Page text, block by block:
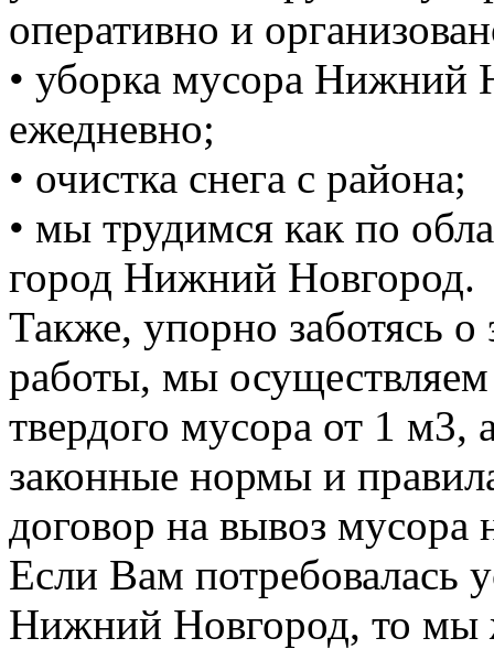
оперативно и
• уборка мусора Нижний
ежедневно;
• очистка снега с района;
• мы трудимся как по
город Нижний Новгород.
Также, упорно заботясь
работы, мы
твердого мусора от 1 м3,
законные нормы и
договор на вывоз мусора
Если Вам потребовалась
Нижний Новгород, то мы